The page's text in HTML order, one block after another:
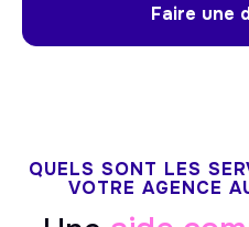
Faire une
QUELS SONT LES
VOTRE AGENCE